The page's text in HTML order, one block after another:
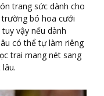
trang sức dành cho
bó hoa cưới
vậy nếu dành
có thể tự làm riêng
trai mang nét sang